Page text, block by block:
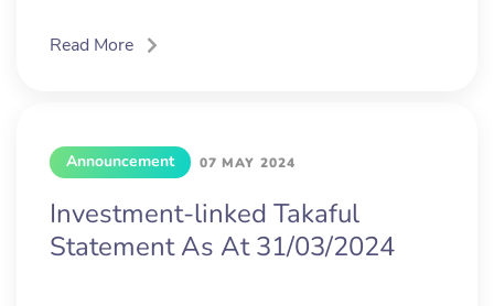
Read More
Announcement 07 MAY 2024
Investment-linked Takaful
Statement As At 31/03/2024